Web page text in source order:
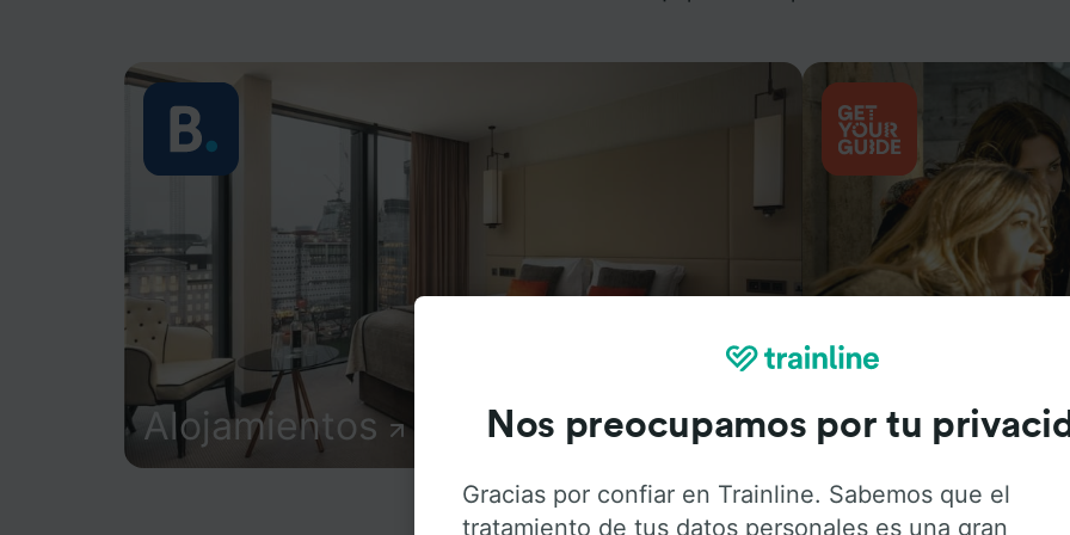
Alojamientos Actividades
Nos preocupamos por tu
Gracias por confiar en Trainline. Sabemos que el
tratamiento de tus datos personales es una gran